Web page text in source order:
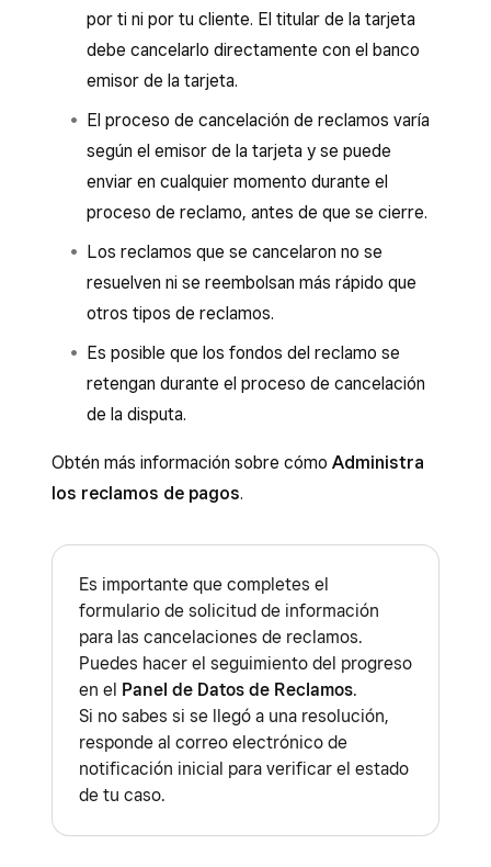
por ti ni por tu cliente. El titular de la tarjeta
debe cancelarlo directamente con el banco
emisor de la tarjeta.
El proceso de cancelación de reclamos varía
según el emisor de la tarjeta y se puede
enviar en cualquier momento durante el
proceso de reclamo, antes de que se cierre.
Los reclamos que se cancelaron no se
resuelven ni se reembolsan más rápido que
otros tipos de reclamos.
Es posible que los fondos del reclamo se
retengan durante el proceso de cancelación
de la disputa.
Obtén más información sobre cómo Administra
los reclamos de pagos.
Es importante que completes el
formulario de solicitud de información
para las cancelaciones de reclamos.
Puedes hacer el seguimiento del progreso
en el Panel de Datos de Reclamos.
Si no sabes si se llegó a una resolución,
responde al correo electrónico de
notificación inicial para verificar el estado
de tu caso.